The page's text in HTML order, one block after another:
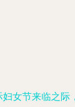
妇女节来临之